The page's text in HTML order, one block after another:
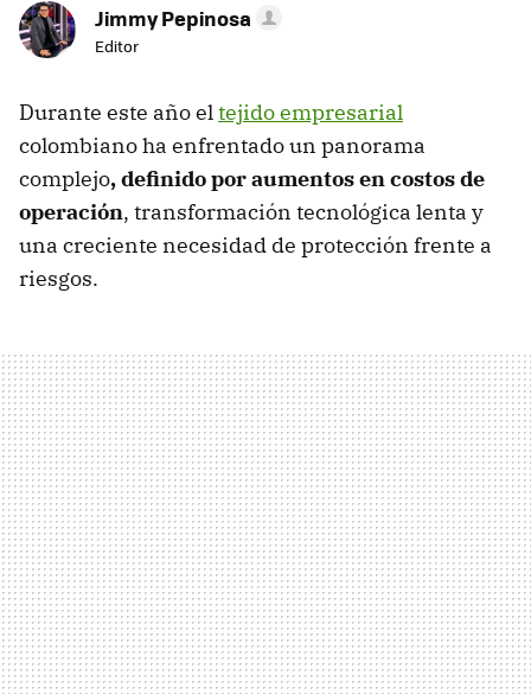
Jimmy Pepinosa
Editor
Durante este año eltejido empresarial
colombiano ha enfrentado un panorama
complejo, definido por aumentos en costos de
operación, transformación tecnológica lenta y
una creciente necesidad de protección frente a
riesgos.